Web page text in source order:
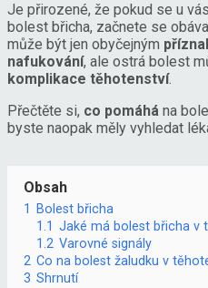
Je přirozené, že pokud se u
bolest břicha, začnete se
může být jen obyčejným
nafukování, ale ostrá bolest
komplikace těhotenství.
Přečtěte si, co pomáhá na
byste naopak měly vyhledat
Obsah
1
Bolest břicha
1.1 Jaké má bolest břicha v
1.2 Varovné signály
2 Co na bolest žaludku v
3 Shrnutí